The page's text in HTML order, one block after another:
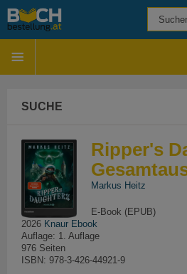
SUCHE
Ripper's
Markus Heitz
E-Book (EPUB)
2026 Knaur Ebook
Auflage: 1. Auflage
976 Seiten
ISBN: 978-3-426-44921-9